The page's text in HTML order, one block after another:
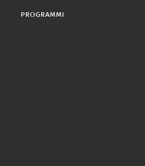
PROGRAMMI